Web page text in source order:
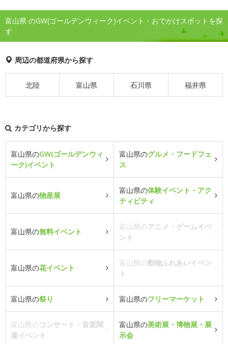
富山県 のGW(ゴールデンウィーク)イベント・おでかけスポットを探
す
周辺の都道府県から探す
北陸 富山県 石川県 福井県
カテゴリから探す
富山県のGW(ゴールデンウィ
ーク)イベント
富山県のグルメ・フードフェ
ス
富山県の物産展
富山県の体験イベント・アク
ティビティ
富山県の無料イベント
富山県のアニメ・ゲームイベ
ント
富山県の花イベント
富山県の動物ふれあいイベン
ト
富山県の祭り 富山県のフリーマーケット
富山県のコンサート・音楽関
連イベント
富山県の美術展・博物展・展
示会